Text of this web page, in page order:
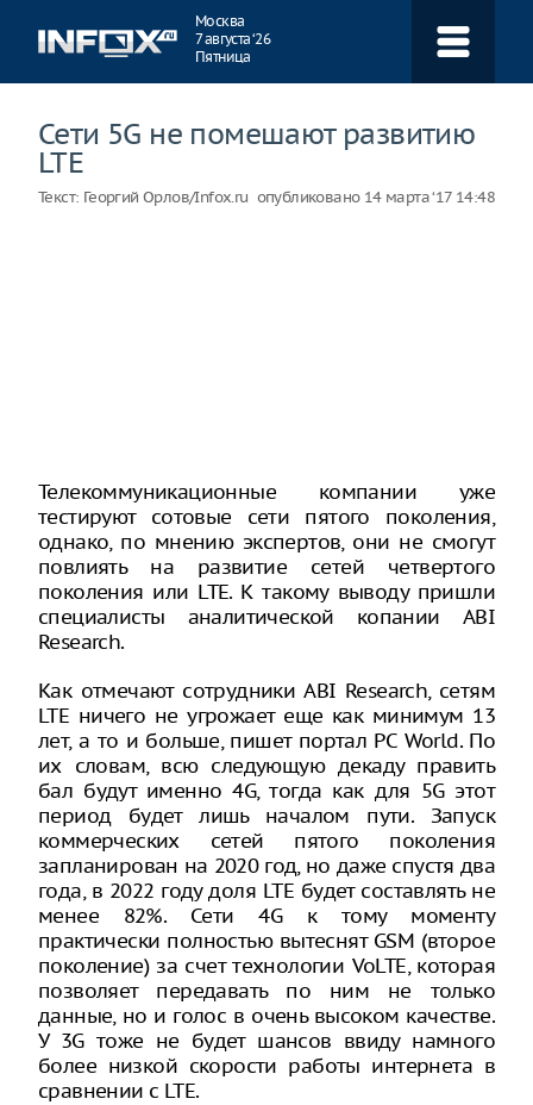
Москва
7 августа ‘26
Пятница
Сети 5G не помешают развитию
LTE
Текст: Георгий Орлов/Infox.ru опубликовано 14 марта ‘17 14:48
Телекоммуникационные компании уже
тестируют сотовые сети пятого поколения,
однако, по мнению экспертов, они не смогут
повлиять на развитие сетей четвертого
поколения или LTE. К такому выводу пришли
специалисты аналитической копании ABI
Research.
Как отмечают сотрудники ABI Research, сетям
LTE ничего не угрожает еще как минимум 13
лет, а то и больше, пишет портал PC World. По
их словам, всю следующую декаду править
бал будут именно 4G, тогда как для 5G этот
период будет лишь началом пути. Запуск
коммерческих сетей пятого поколения
запланирован на 2020 год, но даже спустя два
года, в 2022 году доля LTE будет составлять не
менее 82%. Сети 4G к тому моменту
практически полностью вытеснят GSM (второе
поколение) за счет технологии VoLTE, которая
позволяет передавать по ним не только
данные, но и голос в очень высоком качестве.
У 3G тоже не будет шансов ввиду намного
более низкой скорости работы интернета в
сравнении с LTE.